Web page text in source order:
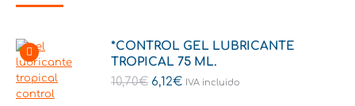
*CONTROL GEL LUBRICANTE
TROPICAL 75 ML.
10,70€ 6,12€ IVA incluido